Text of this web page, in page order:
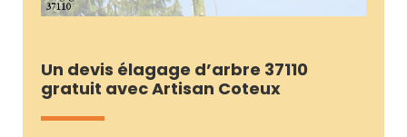
Un devis élagage d’arbre 37110
gratuit avec Artisan Coteux